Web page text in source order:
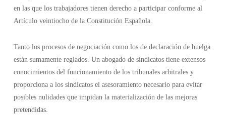
en las que los trabajadores tienen derecho a participar conforme al
Artículo veintiocho de la Constitución Española.
Tanto los procesos de negociación como los de declaración de huelga
están sumamente reglados. Un abogado de sindicatos tiene extensos
conocimientos del funcionamiento de los tribunales arbitrales y
proporciona a los sindicatos el asesoramiento necesario para evitar
posibles nulidades que impidan la materialización de las mejoras
pretendidas.